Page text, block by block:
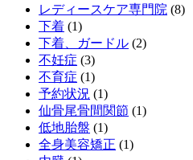
レディースケア専門院 (8)
下着 (1)
下着、ガードル (2)
不妊症 (3)
不育症 (1)
予約状況 (1)
仙骨尾骨間関節 (1)
低地胎盤 (1)
全身美容矯正 (1)